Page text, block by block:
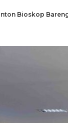
Bioskop